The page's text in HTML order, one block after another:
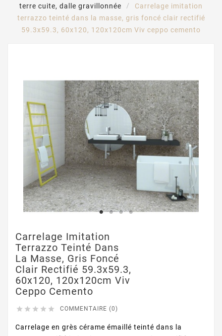
terre cuite, dalle gravillonnée
Carrelage imitation
terrazzo teinté dans la masse, gris foncé clair rectifié
59.3x59.3, 60x120, 120x120cm Viv ceppo cemento
Carrelage Imitation
Terrazzo Teinté Dans
La Masse, Gris Foncé
Clair Rectifié 59.3x59.3,
60x120, 120x120cm Viv
Ceppo Cemento
     COMMENTAIRE (0)
Carrelage en grès cérame émaillé teinté dans la